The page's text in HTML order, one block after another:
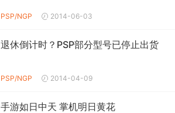
PSP/NGP 2014-06-03
退休倒计时？PSP部分型号已停止出货
PSP/NGP 2014-04-09
手游如日中天 掌机明日黄花